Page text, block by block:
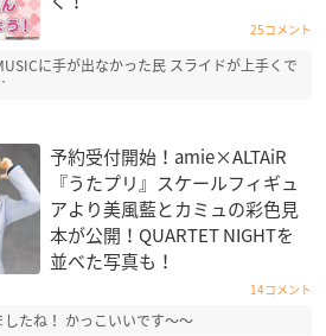
25コメント
に手が出なかった民 スライドが上手くで
予約受付開始！amie×ALTAiR
『うたプリ』スケールフィギュ
アより美風藍とカミュの彩色見
本が公開！QUARTET NIGHT​を
並べた写真も！
14コメント
たね！ かっこいいです〜〜